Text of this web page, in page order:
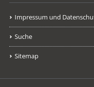
Impressum und
Suche
Sitemap